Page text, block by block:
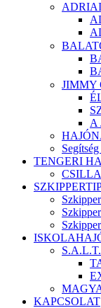
JIMMY
A
TENGERI
KAPCSOLAT